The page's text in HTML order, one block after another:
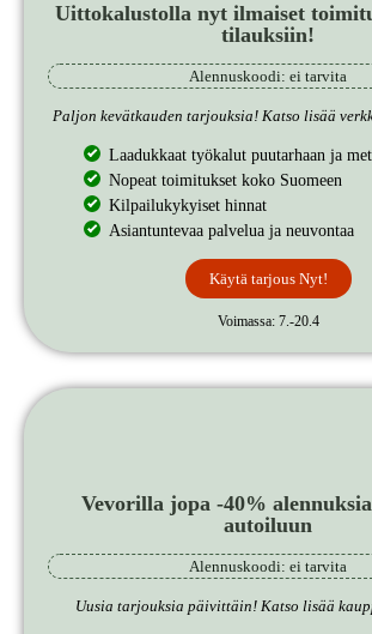
Uittokalustolla nyt ilmaiset
tilauksiin!
Alennuskoodi: ei tarvita
Paljon kevätkauden tarjouksia! Katso lisää
Laadukkaat työkalut puutarhaan ja
Nopeat toimitukset koko Suomeen
Kilpailukykyiset hinnat
Asiantuntevaa palvelua ja neuvontaa
Käytä tarjous Nyt!
Voimassa: 7.-20.4
Vevorilla jopa -40%
autoiluun
Alennuskoodi: ei tarvita
Uusia tarjouksia päivittäin! Katso lisää